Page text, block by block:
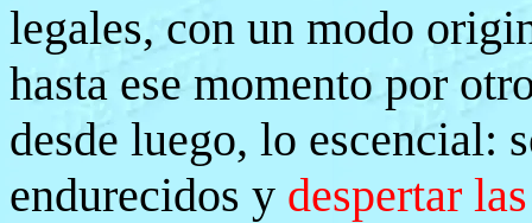
legales, con un modo
hasta ese momento por
desde luego, lo escencial:
endurecidos y despertar